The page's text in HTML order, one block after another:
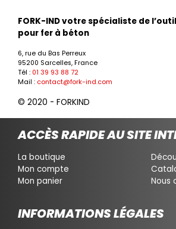
FORK-IND votre spécialiste de
pour fer à béton
6, rue du Bas Perreux
95200 Sarcelles, France
Tél : 01 39 93 88 72
Mail : contact@fork-ind.com
© 2020 - FORKIND
ACCÈS RAPIDE AU SITE
La boutique
Mon compte
Mon panier
Nous
INFORMATIONS LÉGALES